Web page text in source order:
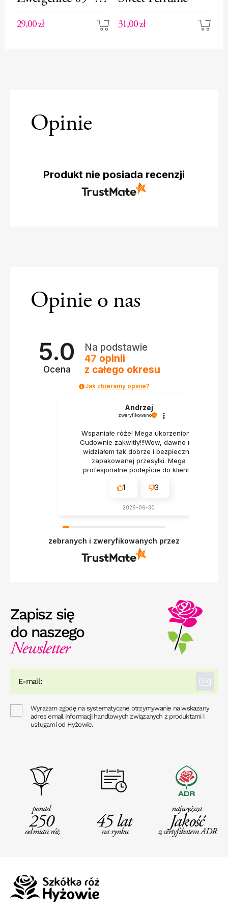
róża miniaturowa
29,00 zł 31,00 zł
Opinie
Produkt nie posiada recenzji
Opinie o nas
5.0
Ocena
Na podstawie
47 opinii
z całego okresu
Jak zbieramy opinie?
Andrzej
zweryfikowano
Wspaniałe róże! Mega ukorzenione!
Cudownie zakwitły!!!Wow, dawno nie
widziałem tak dobrze i bezpiecznie
zapakowanej przesyłki. Mega
profesjonalne podejście do klienta.
1 3
2026-06-30
zebranych i zweryfikowanych przez
Zapisz się
do naszego
Newsletter
Wyrażam zgodę na systematyczne otrzymywanie na wskazany
adres email informacji handlowych związanych z produktami i
usługami od Hyżowie.
ponad
250
odmian róż
45 lat
na rynku
najwyższa
Jakość
z certyfikatem ADR